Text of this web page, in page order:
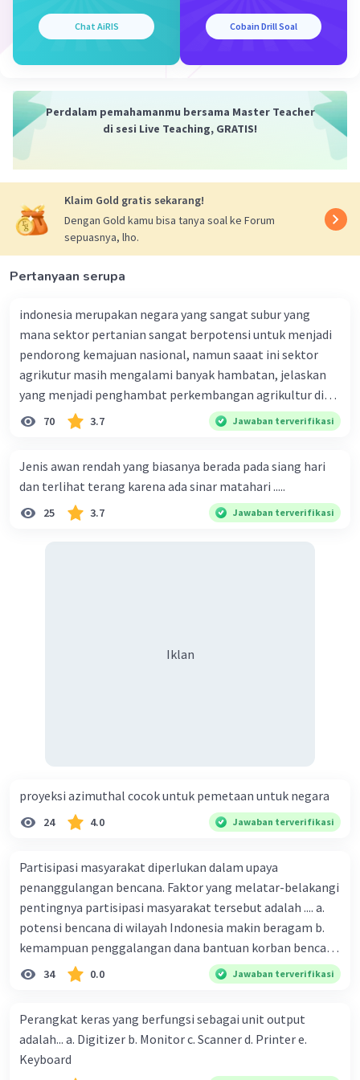
Chat AiRIS Cobain Drill Soal
Perdalam pemahamanmu bersama Master Teacher
di sesi Live Teaching, GRATIS!
Klaim Gold gratis sekarang!
Dengan Gold kamu bisa tanya soal ke Forum
sepuasnya, lho.
Pertanyaan serupa
indonesia merupakan negara yang sangat subur yang
mana sektor pertanian sangat berpotensi untuk menjadi
pendorong kemajuan nasional, namun saaat ini sektor
agrikutur masih mengalami banyak hambatan, jelaskan
yang menjadi penghambat perkembangan agrikultur di
indonesia
70 3.7 Jawaban terverifikasi
Jenis awan rendah yang biasanya berada pada siang hari
dan terlihat terang karena ada sinar matahari .....
25 3.7 Jawaban terverifikasi
Iklan
proyeksi azimuthal cocok untuk pemetaan untuk negara
24 4.0 Jawaban terverifikasi
Partisipasi masyarakat diperlukan dalam upaya
penanggulangan bencana. Faktor yang melatar-belakangi
pentingnya partisipasi masyarakat tersebut adalah .... a.
potensi bencana di wilayah Indonesia makin beragam b.
kemampuan penggalangan dana bantuan korban bencana
makin tinggi c. pemahaman pendidikan kebencanaan
kepada masyarakat masih rendah d. masyarakat
bencana e. kepercayaan pemerintah bahwa masyarakat
mampu mengatasi bencana
34 0.0 Jawaban terverifikasi
Perangkat keras yang berfungsi sebagai unit output
adalah... a. Digitizer b. Monitor c. Scanner d. Printer e.
Keyboard